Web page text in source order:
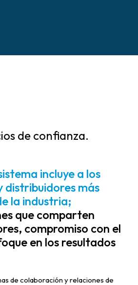
de confianza.
incluye a los
distribuidores más
la industria;
que comparten
compromiso con el
en los resultados
de colaboración y relaciones de